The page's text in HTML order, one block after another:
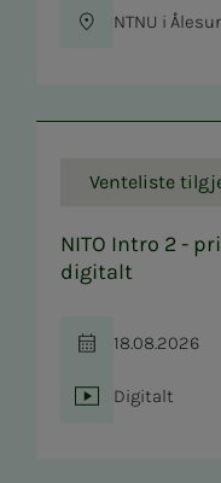
Sted
NTNU i
Venteliste
NITO Intro 2 -
digitalt
Tid
18.08.2026
Sted
Digitalt